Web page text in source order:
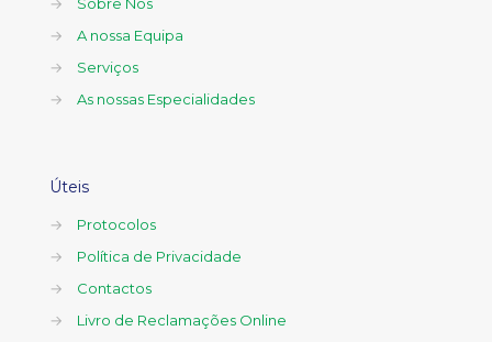
→
A nossa Equipa
→
Serviços
→
As nossas Especialidades
Úteis
→
Protocolos
→
Política de Privacidade
→
Contactos
→
Livro de Reclamações Online